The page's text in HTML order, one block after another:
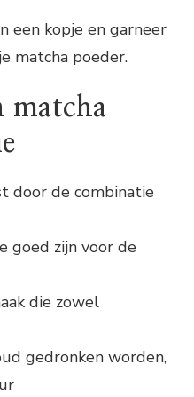
een kopje en garneer
matcha poeder.
matcha
door de combinatie
goed zijn voor de
die zowel
gedronken worden,